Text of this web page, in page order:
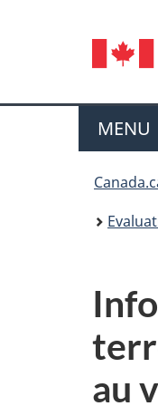
de
la
MENU
au